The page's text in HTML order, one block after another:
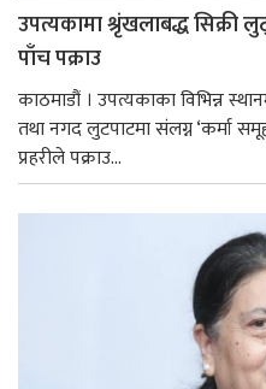
उपत्यकामा श्रृंखलाबद्ध सिक्री
पाँच पक्राउ
काठमाडौं । उपत्यकाका विभिन्न
तथा नगद लुटपाटमा संलग्न ‘कर्मा
प्रहरीले पक्राउ...